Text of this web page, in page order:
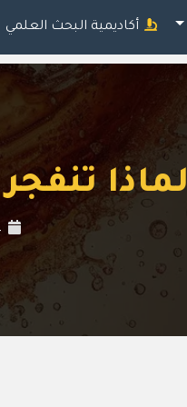
أكاديمية البحث العلمي
لماذا